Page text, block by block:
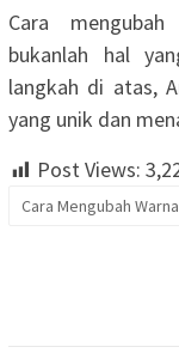
Cara
bukanlah hal
langkah di atas,
yang unik dan
Post Views:
Cara Mengubah